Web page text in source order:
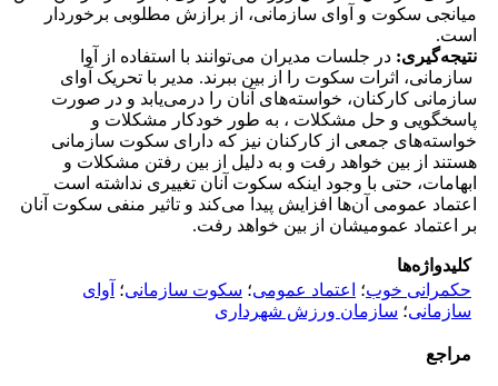
میانجی سکوت و آوای سازمانی، از برازش مطلوبی برخوردار
است.
نتیجه‌گیری: در جلسات مدیران می‌توانند با استفاده از آوا
سازمانی، اثرات سکوت را از بین ببرند. مدیر با تحریک آوای
سازمانی کارکنان، خواسته‌های آنان را درمی‌یابد و در صورت
پاسخگویی و حل مشکلات ، به طور خودکار مشکلات و
خواسته‌های جمعی از کارکنان نیز که دارای سکوت سازمانی
هستند از بین خواهد رفت و به دلیل از بین رفتن مشکلات و
ابهامات، حتی با وجود اینکه سکوت آنان تغییری نداشته است
اعتماد عمومی آن‌ها افزایش پیدا می‌کند و تاثیر منفی سکوت آنان
بر اعتماد عمومیشان از بین خواهد رفت.
کلیدواژه‌ها
حکمرانی خوب؛ اعتماد عمومی؛ سکوت سازمانی؛ آوای
سازمانی؛ سازمان ورزش شهرداری
مراجع